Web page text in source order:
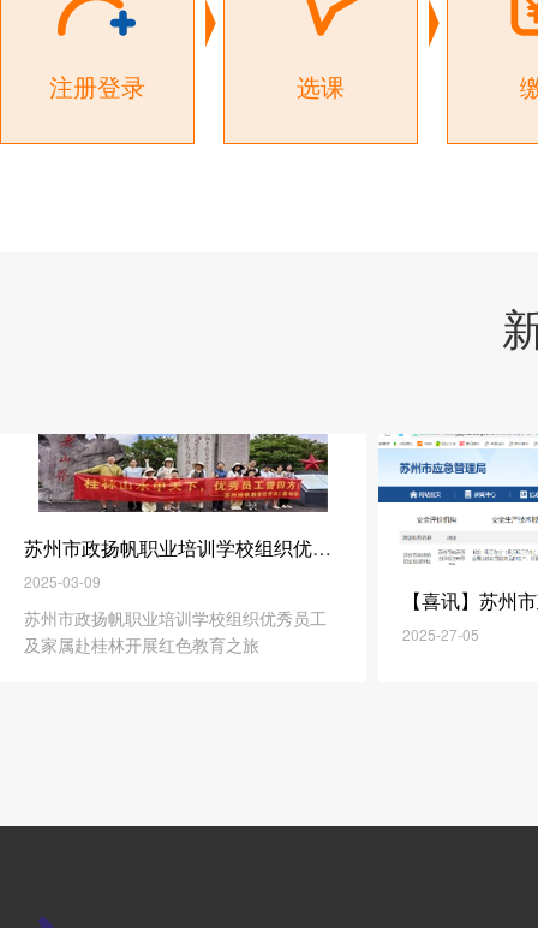
注册登录 选课
苏州市政扬帆职业培训学校组织优秀员工及家属赴桂林开展红色教育之旅
2025-03-09
苏州市政扬帆职业培训学校组织优秀员工
及家属赴桂林开展红色教育之旅
2025-27-05